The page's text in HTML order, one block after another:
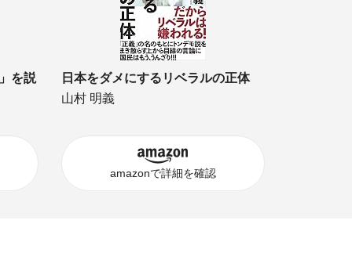
を説
日本をダメにするリベラルの正体
山村 明義
amazonで詳細を確認